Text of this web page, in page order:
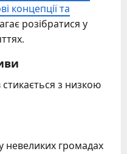
концепції та
розібратися у
стикається з низкою
невеликих громадах